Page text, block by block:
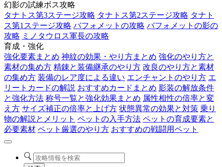
幻影の試練ボス攻略
タナトス第3ステージ攻略 タナトス第2ステージ攻略 タナト
ス第1ステージ攻略 バフォメットの攻略 バフォメットの影の
攻略 ミノタウロス軍長の攻略
育成・強化
強化要素まとめ 神紋の効果・やり方まとめ 強化のやり方と
素材の集め方 精錬と装備継承のやり方 改良のやり方と素材
の集め方 装備のレア度による違い エンチャントのやり方 エ
リートカードの解説 おすすめカードまとめ 影装の解放条件
と強化方法 称号一覧と強化効果まとめ 属性相性の倍率と変
え方 サイズ補正の倍率と上げ方 状態異常の効果と対策 乗り
物の解説とメリット ペットの入手方法 ペットの育成要素と
必要素材 ペット厳選のやり方 おすすめの戦闘用ペット